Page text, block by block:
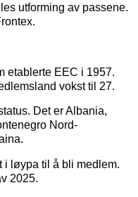
utforming av passene.
etablerte EEC i 1957.
vokst til 27.
Det er Albania,
Nord-
i løypa til å bli medlem.
2025.